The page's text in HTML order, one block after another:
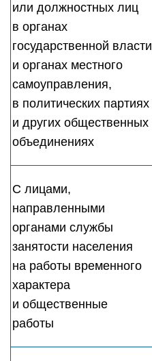
или должностных лиц
в органах
государственной власти
и органах местного
самоуправления,
в политических партиях
и других общественных
объединениях
С лицами,
направленными
органами службы
занятости населения
на работы временного
характера
и общественные
работы